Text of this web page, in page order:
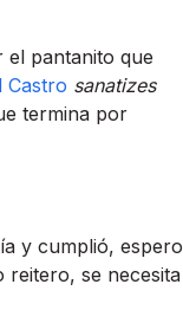
el pantanito que
Castro sanatizes
termina por
y cumplió, espero
reitero, se necesita